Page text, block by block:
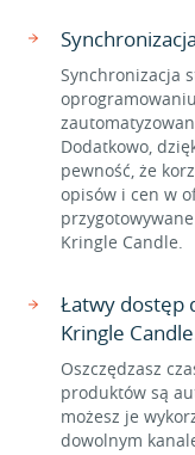
Synchronizacja
Dodatkowo,
pewność, że
opisów i cen w
Kringle Candle.
Łatwy dostęp
Kringle
Oszczędzasz
produktów są
możesz je
dowolnym